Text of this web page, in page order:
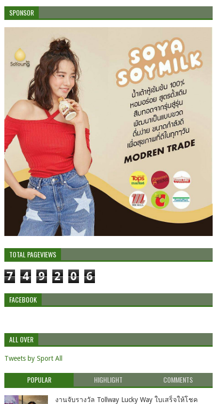
SPONSOR
TOTAL PAGEVIEWS
7 4 9 2 0 6
FACEBOOK
ALL OVER
Tweets by Sport All
POPULAR HIGHLIGHT COMMENTS
งานจับรางวัล Tollway Lucky Way ใบเสร็จให้โชค